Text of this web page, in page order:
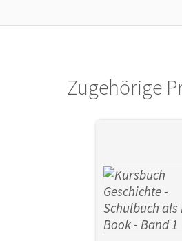
Privatpersonen, die nur mit dem E-
Zugehörige